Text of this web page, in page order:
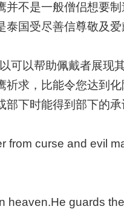
不是一般僧侣想要
国受尽善信尊敬及爱
可以帮助佩戴者展
求，比能令您达到化
下时能得到部下的承
curse and evil
guards